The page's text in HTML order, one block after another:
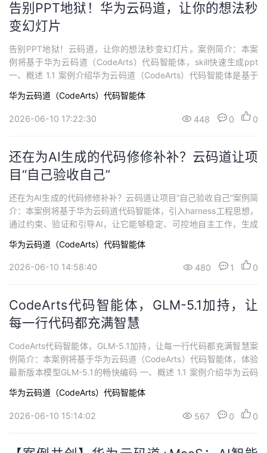
告别PPT地狱！华为云码道，让你的想法秒
变幻灯片
告别PPT地狱！云码道，让你的想法秒变幻灯片。案例简介：本案
例将基于华为云码道（CodeArts）代码智能体，skill快速生成ppt
一、概述 1.1 案例介绍华为云码道（CodeArts）代码智能体是基于
能开发体系。在智能生成方面，它能够依据开发者输入的需求描
述，准确且高效地生成高质量代码；智能问答功能则如同开发者身
华为云码道（CodeArts）代码智能体
2026-06-10 17:22:30 448 0 0
还在为AI生成的代码修修补补？云码道让项
目“自己验收自己”
还在为AI生成的代码修修补补？云码道让项目“自己验收自己”案例简
介：本案例将基于华为云码道代码智能体，引入harness工程思想，
通过约束、验证和引导AI，让它能够稳定、可控地自主工作，生成
用标准才交付给您。您不再需要给AI当“测试员”，只验收最终成果即
可，降低后续人工校验成本。 一、概述 1.1 案例介绍华为云码道（C
华为云码道（CodeArts）代码智能体
2026-06-10 14:58:40 480 1 0
CodeArts代码智能体，GLM-5.1加持，让
每一行代码都充满智慧
CodeArts代码智能体，GLM-5.1加持，让每一行代码都充满智慧案
例简介：本案例将基于华为云码道（CodeArts）代码智能体，体验
最新版本模型GLM-5.1的畅快编码 一、概述 1.1 案例介绍华为云码
力构建起一套全方位、多层次的智能开发体系。在智能生成方面，
它能够依据开发者输入的需求描述，准确且高效地生成高质量代码...
华为云码道（CodeArts）代码智能体
2026-06-10 15:14:02 567 0 0